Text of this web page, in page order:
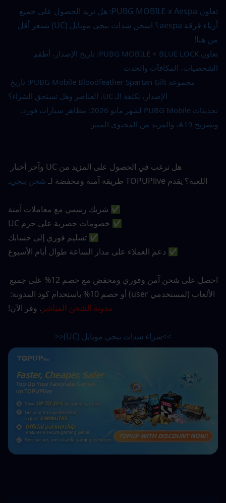
من هنا!
الشخصيات، المكافآت والحدث
الإصدار، تكلفة الـ UC، العناصر وهل تستحق الشراء؟
وتصريح A19، والمزيد من المحتوى المثير
اللعبة؟ يقدم TOPUPlive طريقة آمنة ومخفضة لـ
شحن ببجي.
✅ شريك رسمي مع معاملات آمنة
✅ خصومات حصرية على حزم UC
✅ تسليم فوري إلى حسابك
✅ دعم العملاء على مدار الساعة طوال أيام الأسبوع
الألعاب (لمستخدمي user) أو خصم 10% باستخدام كود المدونة:
مدونة الشحن المباشر . وفر الآن!
>>شراء شدات ببجي موبايل (UC)<<